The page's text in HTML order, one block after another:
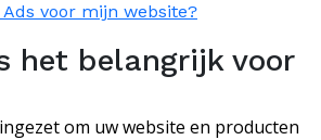
voor mijn website?
het belangrijk voor
om uw website en producten